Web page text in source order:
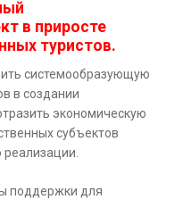
в приросте
туристов.
системообразующую
в создании
экономическую
субъектов
реализации.
поддержки для